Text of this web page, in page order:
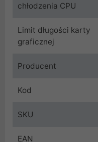
chłodzenia CPU
Limit długości karty
graficznej
Producent
Kod
SKU
EAN